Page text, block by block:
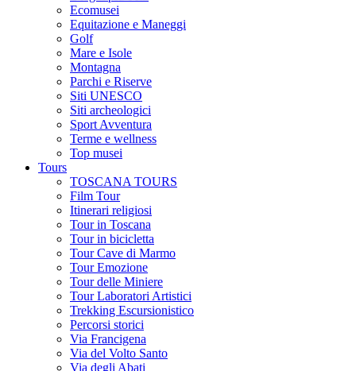
Ecomusei
Equitazione e Maneggi
Golf
Mare e Isole
Montagna
Parchi e Riserve
Siti UNESCO
Siti archeologici
Sport Avventura
Terme e wellness
Top musei
Tours
TOSCANA TOURS
Film Tour
Itinerari religiosi
Tour in Toscana
Tour in bicicletta
Tour Cave di Marmo
Tour Emozione
Tour delle Miniere
Tour Laboratori Artistici
Trekking Escursionistico
Percorsi storici
Via Francigena
Via del Volto Santo
Via degli Abati